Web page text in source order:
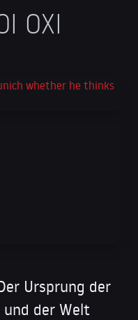
OXI
Ursprung der
der Welt